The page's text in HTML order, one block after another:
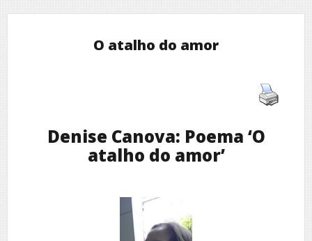
O atalho do amor
Denise Canova: Poema ‘O
atalho do amor’